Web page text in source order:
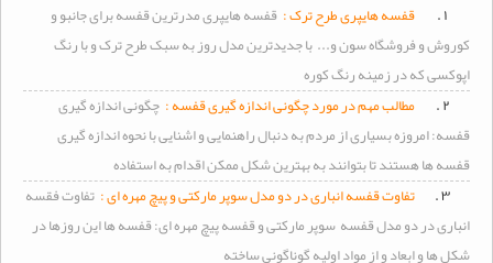
۱ . قفسه هایپری طرح ترک : قفسه هایپری مدرترین قفسه برای جانبو و
کوروش و فروشگاه سون و... با جدیدترین مدل روز به سبک طرح ترک و با رنگ
اپوکسی که در زمینه رنگ کوره
۲ .
مطالب مهم در مورد چگونی اندازه گیری قفسه : چگونی اندازه گیری
قفسه: امروزه بسیاری از مردم به دنبال راهنمایی و اشنایی با نحوه اندازه گیری
قفسه ها هستند تا بتوانند به بهترین شکل ممکن اقدام به استفاده
۳ .
تفاوت قفسه انباری در دو مدل سوپر مارکتی و پیچ مهره ای : تفاوت فقسه
انباری در دو مدل قفسه سوپر مارکتی و قفسه پیچ مهره ای: قفسه ها این روزها در
شکل ها و ابعاد و از مواد اولیه گوناگونی ساخته